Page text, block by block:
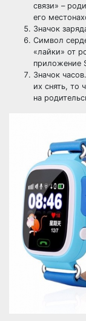
связи» –
его
Значок
Символ
«лайки» от
приложение
Значок
их снять, то
на